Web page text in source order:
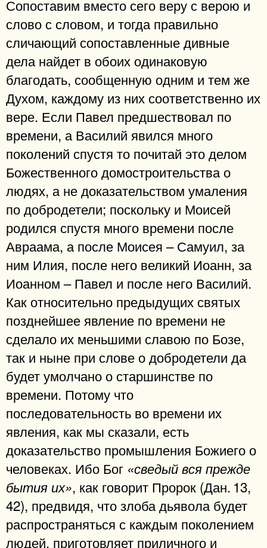
Сопоставим вместо сего веру с верою и
слово с словом, и тогда правильно
сличающий сопоставленные дивные
дела найдет в обоих одинаковую
благодать, сообщенную одним и тем же
Духом, каждому из них соответственно их
вере. Если Павел предшествовал по
времени, а Василий явился много
поколений спустя то почитай это делом
Божественного домостроительства о
людях, а не доказательством умаления
по добродетели; поскольку и Моисей
родился спустя много времени после
Авраама, а после Моисея – Самуил, за
ним Илия, после него великий Иоанн, за
Иоанном – Павел и после него Василий.
Как относительно предыдущих святых
позднейшее явление по времени не
сделало их меньшими славою по Бозе,
так и ныне при слове о добродетели да
будет умолчано о старшинстве по
времени. Потому что
последовательность во времени их
явления, как мы сказали, есть
доказательство промышления Божиего о
человеках. Ибо Бог «сведый вся прежде
бытия их», как говорит Пророк (Дан. 13,
42), предвидя, что злоба дьявола будет
распространяться с каждым поколением
людей, приготовляет приличного и